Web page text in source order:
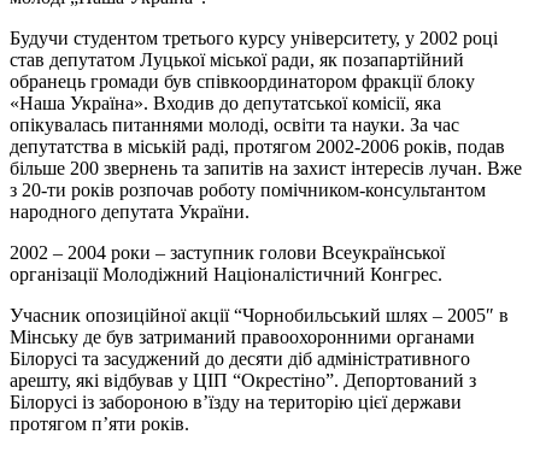
Будучи студентом третього курсу університету, у 2002 році
став депутатом Луцької міської ради, як позапартійний
обранець громади був співкоординатором фракції блоку
«Наша Україна». Входив до депутатської комісії, яка
опікувалась питаннями молоді, освіти та науки. За час
депутатства в міській раді, протягом 2002-2006 років, подав
більше 200 звернень та запитів на захист інтересів лучан. Вже
з 20-ти років розпочав роботу помічником-консультантом
народного депутата України.
2002 – 2004 роки – заступник голови Всеукраїнської
організації Молодіжний Націоналістичний Конгрес.
Учасник опозиційної акції “Чорнобильський шлях – 2005″ в
Мінську де був затриманий правоохоронними органами
Білорусі та засуджений до десяти діб адміністративного
арешту, які відбував у ЦІП “Окрестіно”. Депортований з
Білорусі із забороною в’їзду на територію цієї держави
протягом п’яти років.